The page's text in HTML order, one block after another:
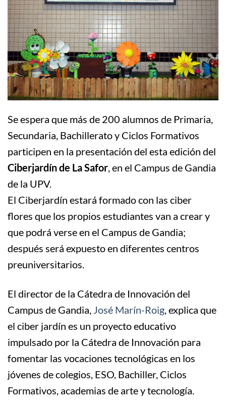
Se espera que más de 200 alumnos de Primaria,
Secundaria, Bachillerato y Ciclos Formativos
participen en la presentación del esta edición del
Ciberjardín de La Safor, en el Campus de Gandia
de la UPV.
El Ciberjardín estará formado con las ciber
flores que los propios estudiantes van a crear y
que podrá verse en el Campus de Gandia;
después será expuesto en diferentes centros
preuniversitarios.
El director de la Cátedra de Innovación del
Campus de Gandia, José Marín-Roig, explica que
el ciber jardín es un proyecto educativo
impulsado por la Cátedra de Innovación para
fomentar las vocaciones tecnológicas en los
jóvenes de colegios, ESO, Bachiller, Ciclos
Formativos, academias de arte y tecnología.